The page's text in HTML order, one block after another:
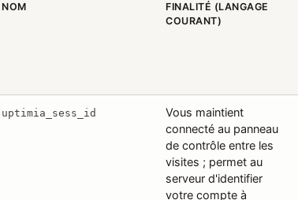
NOM
FINALITÉ (LANGAGE
COURANT)
uptimia_sess_id
Vous maintient
connecté au panneau
de contrôle entre les
visites ; permet au
serveur d'identifier
votre compte à